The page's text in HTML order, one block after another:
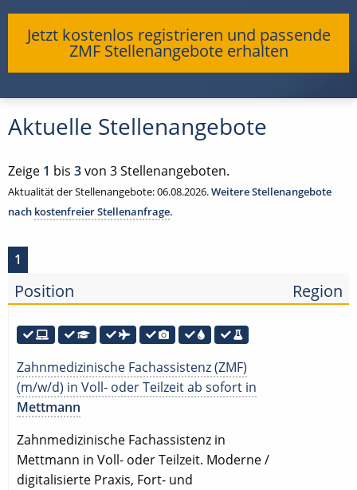
Jetzt kostenlos registrieren und passende
ZMF Stellenangebote erhalten
Aktuelle Stellenangebote
Zeige 1 bis 3von 3 Stellenangeboten.
Aktualität der Stellenangebote: 06.08.2026.Weitere Stellenangebote
nach kostenfreier Stellenanfrage.
1
Position Region
Zahnmedizinische Fachassistenz (ZMF)
(m/w/d) in Voll- oder Teilzeit ab sofort in
Mettmann
Zahnmedizinische Fachassistenz in
Mettmann in Voll- oder Teilzeit. Moderne /
digitalisierte Praxis, Fort- und